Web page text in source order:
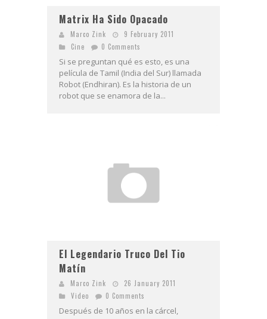
Matrix Ha Sido Opacado
Marco Zink
9 February 2011
Cine
0 Comments
Si se preguntan qué es esto, es una
película de Tamil (India del Sur) llamada
Robot (Endhiran). Es la historia de un
robot que se enamora de la...
El Legendario Truco Del Tio
Matín
Marco Zink
26 January 2011
Video
0 Comments
Después de 10 años en la cárcel,